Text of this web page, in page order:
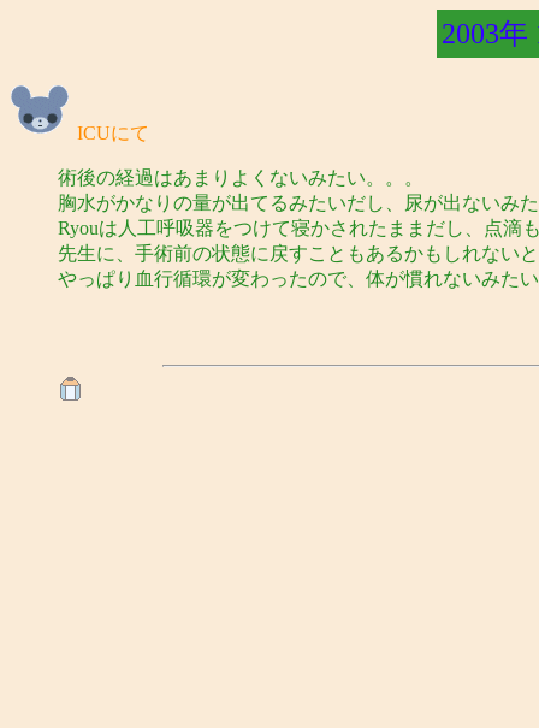
2003年
ICUにて
術後の経過はあまりよくないみたい。。。
胸水がかなりの量が出てるみたいだし、尿が出ないみ
Ryouは人工呼吸器をつけて寝かされたままだし、点滴
先生に、手術前の状態に戻すこともあるかもしれない
やっぱり血行循環が変わったので、体が慣れないみた